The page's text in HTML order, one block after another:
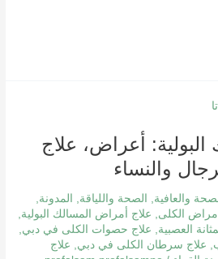
البولية: أعراض، علاج
والنساء
والعافية الصحة واللياقة المدونة
الكلى علاج أمراض المسالك البولية
العصبية علاج حصوات الكلى في دبي
علاج سرطان الكلى في دبي
علاج